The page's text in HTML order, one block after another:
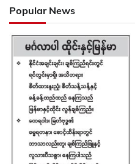
Popular News